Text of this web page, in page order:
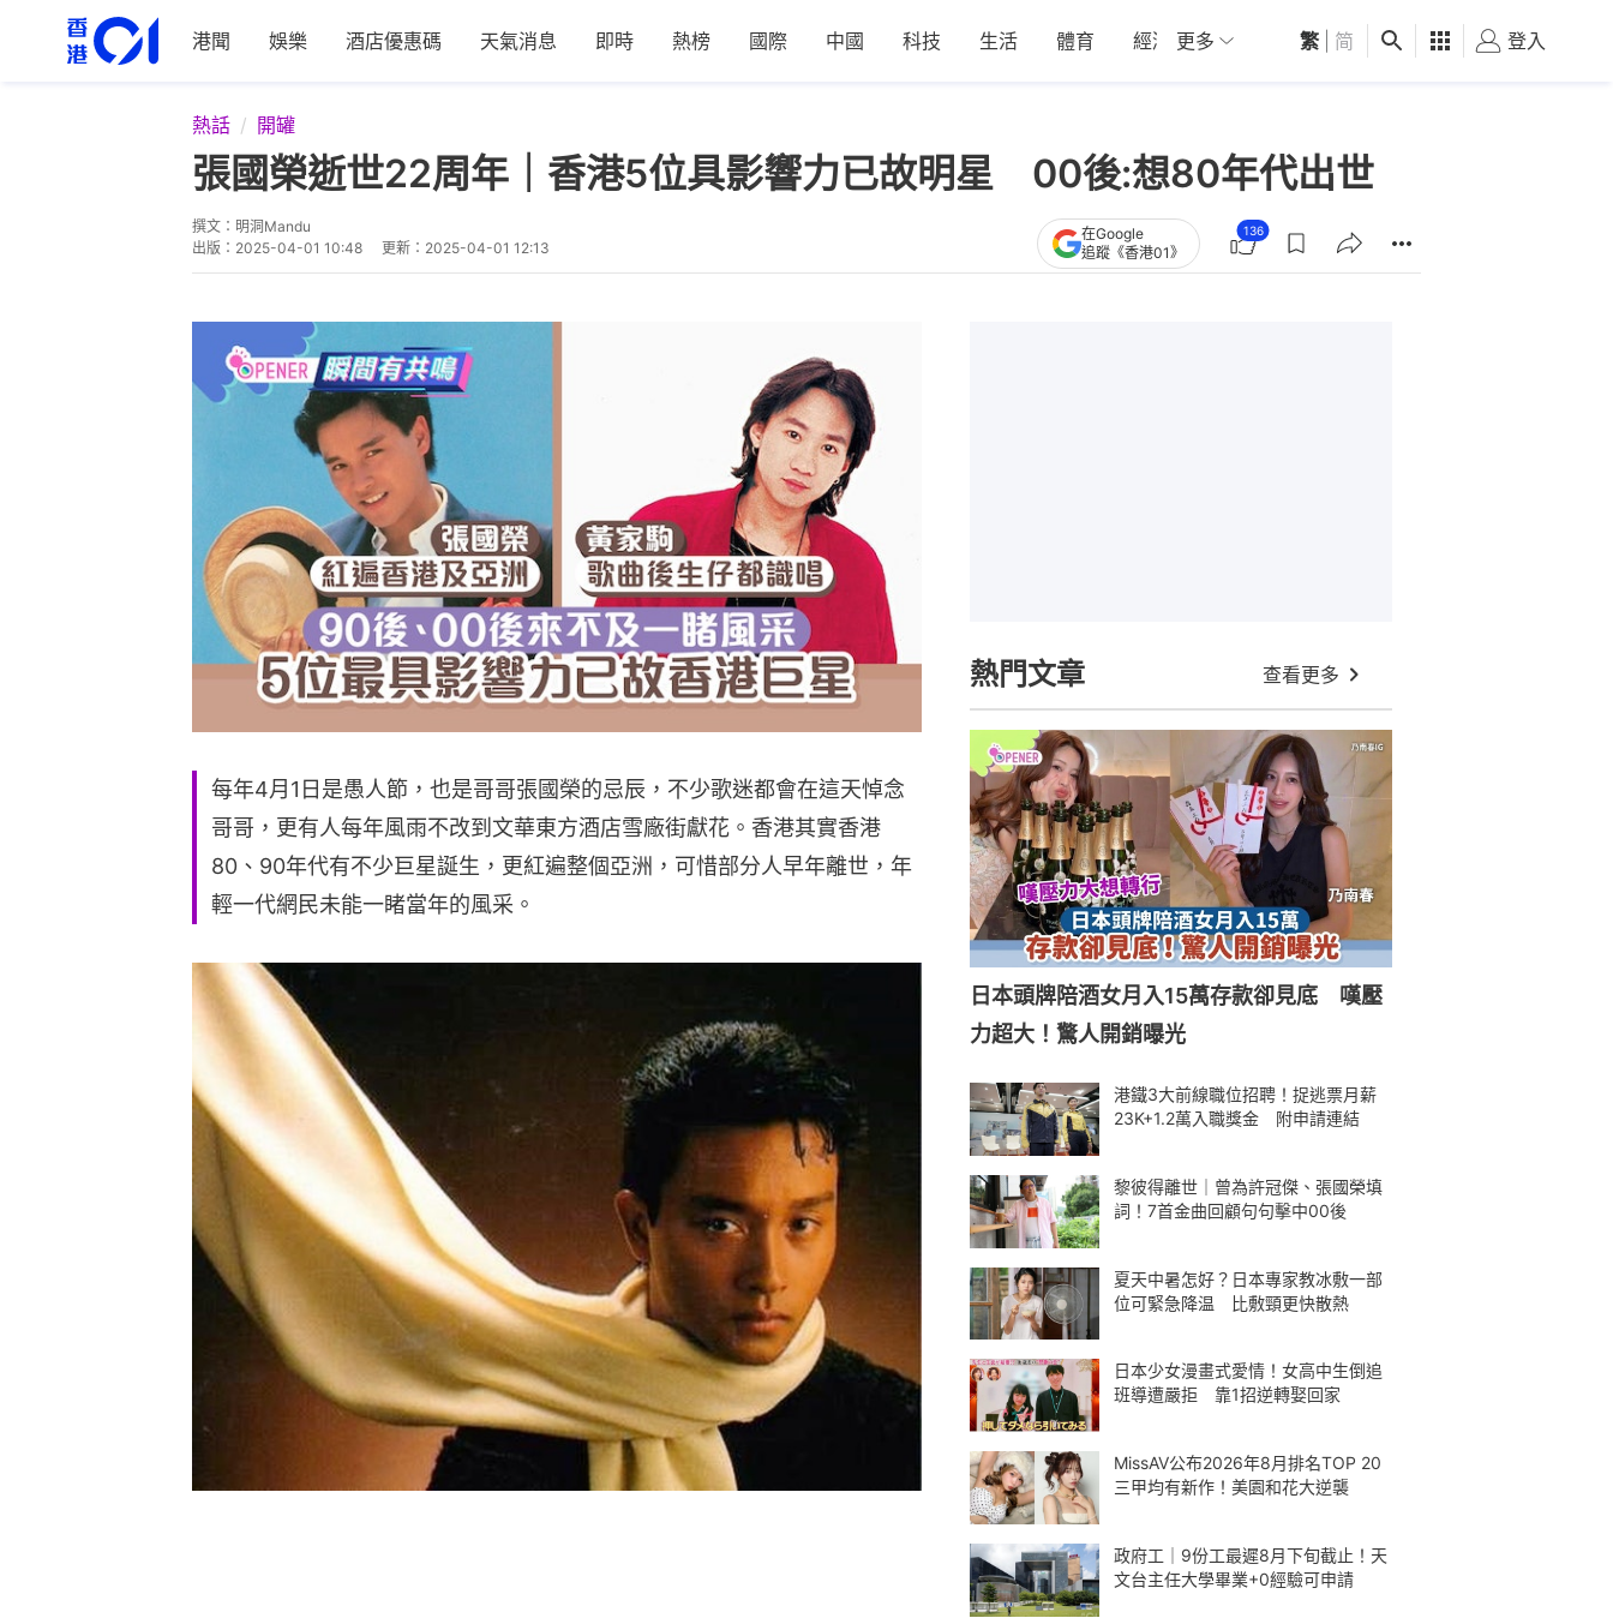
港聞 娛樂 酒店優惠碼 天氣消息 即時 熱榜 國際 中國 科技 生活 體育 經濟 01深圳 觀點 健康 好食玩飛
更多 繁 简 登入
熱話 開罐
張國榮逝世22周年｜香港5位具影響力已故明星 00後:想80年代出世
撰文： 明洞Mandu
出版： 2025-04-01 10:48 更新： 2025-04-01 12:13
在Google
追蹤《香港01》
136
每年4月1日是愚人節，也是哥哥張國榮的忌辰，不少歌迷都會在這天悼念
哥哥，更有人每年風雨不改到文華東方酒店雪廠街獻花。香港其實香港
80、90年代有不少巨星誕生，更紅遍整個亞洲，可惜部分人早年離世，年
輕一代網民未能一睹當年的風采。
熱門文章 查看更多
日本頭牌陪酒女月入15萬存款卻見底 嘆壓
力超大！驚人開銷曝光
港鐵3大前線職位招聘！捉逃票月薪
23K+1.2萬入職獎金 附申請連結
黎彼得離世｜曾為許冠傑、張國榮填
詞！7首金曲回顧句句擊中00後
夏天中暑怎好？日本專家教冰敷一部
位可緊急降温 比敷頸更快散熱
日本少女漫畫式愛情！女高中生倒追
班導遭嚴拒 靠1招逆轉娶回家
MissAV公布2026年8月排名TOP 20
三甲均有新作！美園和花大逆襲
政府工｜9份工最遲8月下旬截止！天
文台主任大學畢業+0經驗可申請